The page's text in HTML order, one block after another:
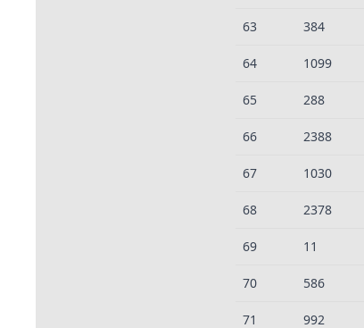
63 384
64 1099
65 288
66 2388
67 1030
68 2378
69 11
70 586
71 992